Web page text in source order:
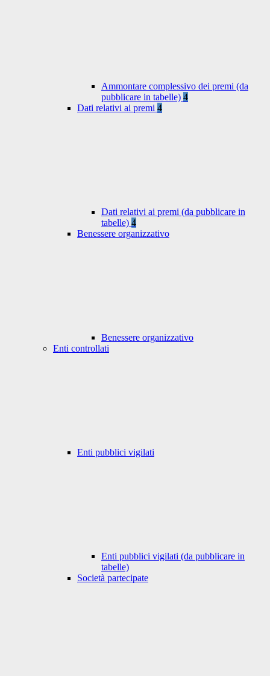
Ammontare complessivo dei premi (da
pubblicare in tabelle) 4
Dati relativi ai premi 4
Dati relativi ai premi (da pubblicare in
tabelle) 4
Benessere organizzativo
Benessere organizzativo
Enti controllati
Enti pubblici vigilati
Enti pubblici vigilati (da pubblicare in
tabelle)
Società partecipate